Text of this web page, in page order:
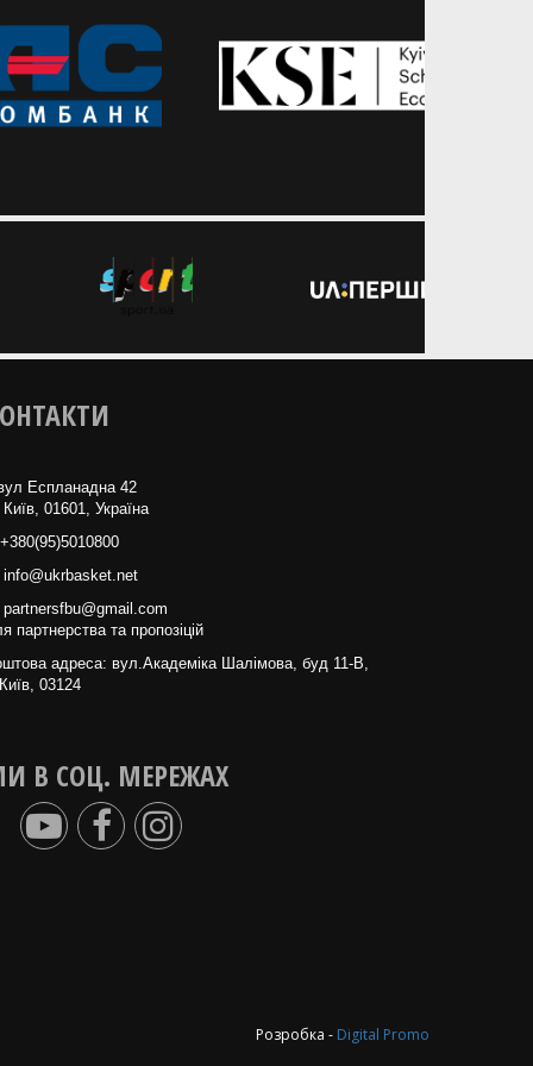
Еспланадна 42
01601, Україна
+380(95)5010800
info@ukrbasket.net
partnersfbu@gmail.com
партнерства та пропозіцій
адреса: вул.Академіка Шалімова, буд 11-В,
03124
В СОЦ. МЕРЕЖАХ
Розробка - Digital Promo